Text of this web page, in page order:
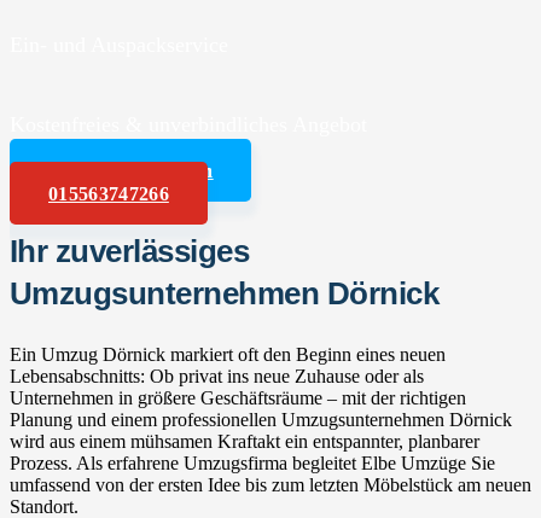
Angebot anfordern
015563747266
Ihr zuverlässiges
Umzugsunternehmen Dörnick
Ein Umzug Dörnick markiert oft den Beginn eines neuen
Lebensabschnitts: Ob privat ins neue Zuhause oder als
Unternehmen in größere Geschäftsräume – mit der richtigen
Planung und einem professionellen Umzugsunternehmen Dörnick
wird aus einem mühsamen Kraftakt ein entspannter, planbarer
Prozess. Als erfahrene Umzugsfirma begleitet Elbe Umzüge Sie
umfassend von der ersten Idee bis zum letzten Möbelstück am neuen
Standort.